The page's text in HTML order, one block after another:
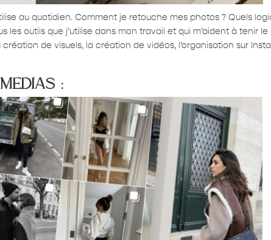
au quotidien. Comment je retouche mes photos ? Quels
outils que j’utilise dans mon travail et qui m’aident à tenir
de visuels, la création de vidéos, l’organisation sur
: